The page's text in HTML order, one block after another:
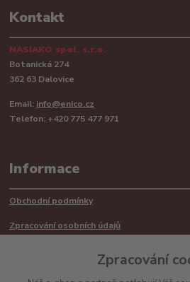
Kontakt
NASIAKO spol. s.r.o.
Botanická 274
362 63 Dalovice
Email: info@enico.cz
Telefon: +420 775 477 971
Informace
Obchodní podmínky
Zpracování osobních údajů
Zpracování